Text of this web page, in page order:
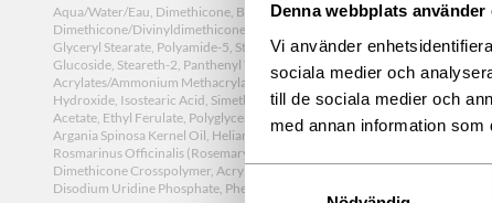
Denna webbplats använder
Vi använder
sociala medier och
till de sociala medier och
med annan information
Aqua/Water/Eau, Dimethicone, Butyloctyl Salicylate, Styrene/Acrylates
Dimethicone/Divinyldimethicone/Silsesquioxane Crosspolymer, PEG-100
Glyceryl Stearate, Polyamide-5, Steareth-21, Cetearyl Alcohol, Caprylyl
Glucoside, Steareth-2, Panthenyl Triacetate, Polymethyl Methacrylate, Ethyl
Acrylates/Ammonium Methacrylate Copolymer, Hexylene Glycol, Glycerin,
Hydroxide, Isostearic Acid, Simethicone, Melanin, C12-15 Alkyl Benzoate,
Acetate, Ethyl Ferulate, Polyglyceryl-5 Trioleate, Boron Nitride,
Argania Spinosa Kernel Oil, Helianthus Annuus (Sunflower) Seed Oil,
Rosmarinus Officinalis (Rosemary) Leaf Extract, Beta-Glucan, Fragrance
Dimethicone Crosspolymer, Acrylates Crosspolymer-4, Disodium EDTA,
Disodium Uridine Phosphate, Phenoxyethanol, Titanium Dioxide, Iron